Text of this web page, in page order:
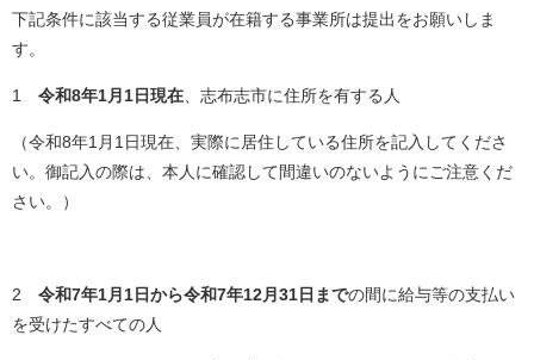
下記条件に該当する従業員が在籍する事業所は提出をお願いしま
す。
1 令和8年1月1日現在 、志布志市に住所を有する人
（令和8年1月1日現在、実際に居住している住所を記入してくださ
い。御記入の際は、本人に確認して間違いのないようにご注意くだ
さい。）
2 令和7年1月1日から令和7年12月31日までの間に給与等の支払い
を受けたすべての人